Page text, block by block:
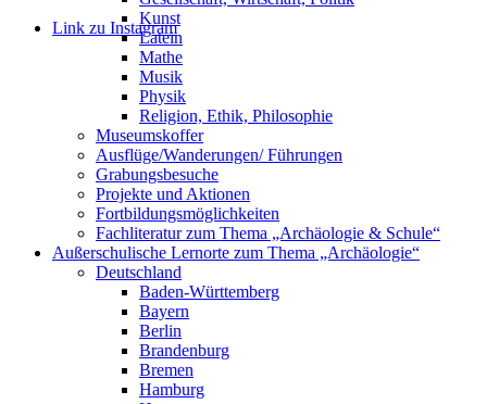
Link zu Instagram
Kunst
Latein
Mathe
Musik
Physik
Religion, Ethik, Philosophie
Museumskoffer
Ausflüge/Wanderungen/ Führungen
Grabungsbesuche
Projekte und Aktionen
Fortbildungsmöglichkeiten
Fachliteratur zum Thema „Archäologie & Schule“
Außerschulische Lernorte zum Thema „Archäologie“
Deutschland
Baden-Württemberg
Bayern
Berlin
Brandenburg
Bremen
Hamburg